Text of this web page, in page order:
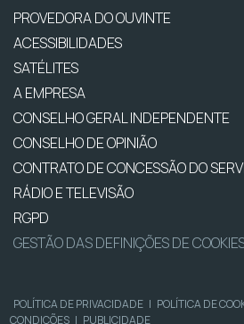
PROVEDORA DO OUVINTE
ACESSIBILIDADES
SATÉLITES
A EMPRESA
CONSELHO GERAL INDEPENDENTE
CONSELHO DE OPINIÃO
CONTRATO DE CONCESSÃO DO
RÁDIO E TELEVISÃO
RGPD
GESTÃO DAS DEFINIÇÕES DE
POLÍTICA DE PRIVACIDADE | POLÍTICA DE
CONDIÇÕES | PUBLICIDADE